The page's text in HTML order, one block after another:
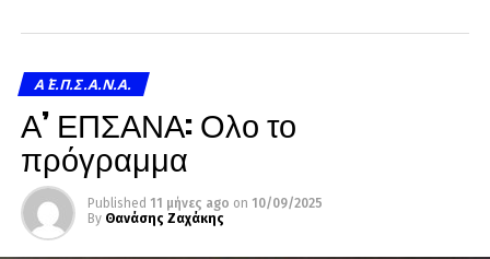
Α΄ Ε.Π.Σ.Α.Ν.Α.
Α’ ΕΠΣΑΝΑ: Ολο το
πρόγραμμα
Published 11 μήνες ago on 10/09/2025
By Θανάσης Ζαχάκης